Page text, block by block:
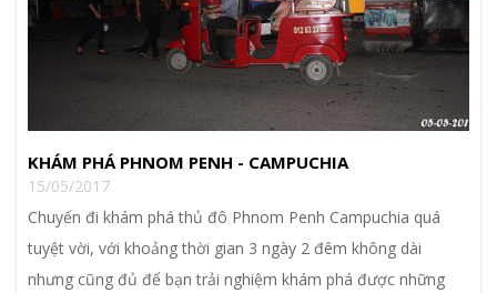
KHÁM PHÁ PHNOM PENH - CAMPUCHIA
15/05/2017
Chuyến đi khám phá thủ đô Phnom Penh Campuchia quá
tuyệt vời, với khoảng thời gian 3 ngày 2 đêm không dài
nhưng cũng đủ để bạn trải nghiệm khám phá được những